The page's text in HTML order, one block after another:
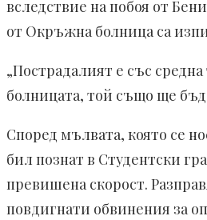
вследствие на побоя от
от Окръжна болница са
„Пострадалият е със
болницата, той също ще
Според мълвата, която се
бил познат в Студентски
превишена скорост.
повдигнати обвинения за